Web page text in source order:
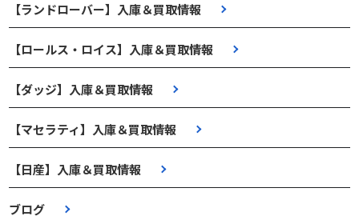
【ランドローバー】入庫＆買取情報
【ロールス・ロイス】入庫＆買取情報
【ダッジ】入庫＆買取情報
【マセラティ】入庫＆買取情報
【日産】入庫＆買取情報
ブログ